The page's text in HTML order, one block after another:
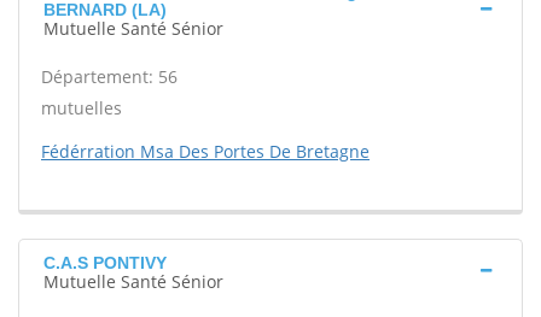
BERNARD (LA)
Mutuelle Santé Sénior
Département: 56
mutuelles
Fédérration Msa Des Portes De Bretagne
C.A.S PONTIVY
Mutuelle Santé Sénior